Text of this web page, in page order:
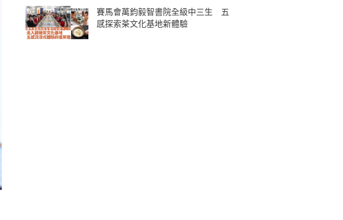
賽馬會萬鈞毅智書院全級中三生 五
感探索茶文化基地新體驗